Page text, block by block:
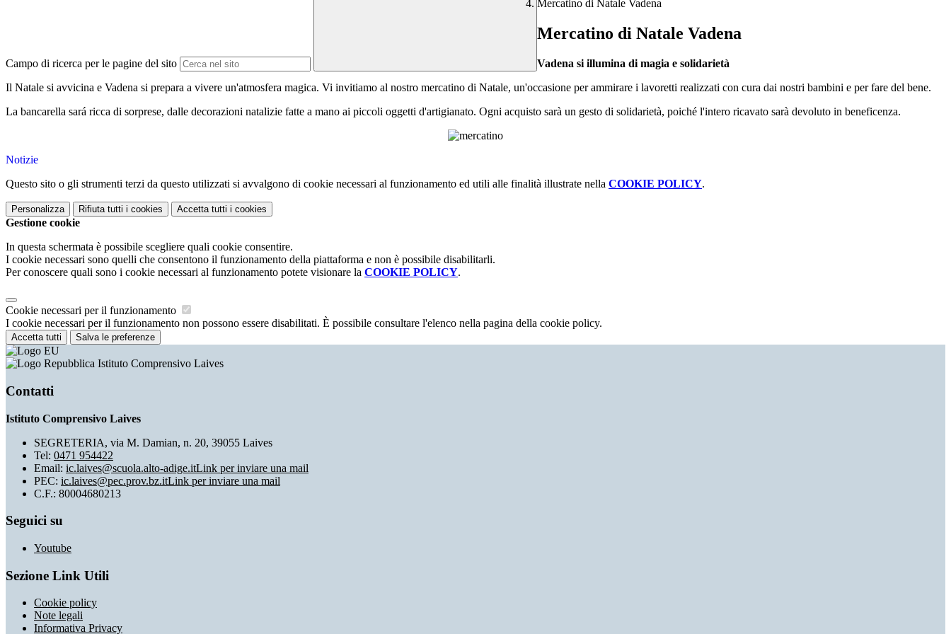
Campo di ricerca per le pagine del sito
Mercatino di Natale Vadena
Mercatino di Natale Vadena
Vadena si illumina di magia e solidarietà
Il Natale si avvicina e Vadena si prepara a vivere un'atmosfera magica. Vi invitiamo al nostro mercatino di Natale, un'occasione per ammirare i lavoretti realizzati con cura dai nostri bambini e per fare del bene.
La bancarella sará ricca di sorprese, dalle decorazioni natalizie fatte a mano ai piccoli oggetti d'artigianato. Ogni acquisto sarà un gesto di solidarietà, poiché l'intero ricavato sarà devoluto in beneficenza.
Notizie
Questo sito o gli strumenti terzi da questo utilizzati si avvalgono di cookie necessari al funzionamento ed utili alle finalità illustrate nella COOKIE POLICY.
Personalizza Rifiuta tutti i cookies Accetta tutti i cookies
Gestione cookie
In questa schermata è possibile scegliere quali cookie consentire.
I cookie necessari sono quelli che consentono il funzionamento della piattaforma e non è possibile disabilitarli.
Per conoscere quali sono i cookie necessari al funzionamento potete visionare la COOKIE POLICY.
Cookie necessari per il funzionamento
I cookie necessari per il funzionamento non possono essere disabilitati. È possibile consultare l'elenco nella pagina della cookie policy.
Accetta tutti Salva le preferenze
Istituto Comprensivo Laives
Contatti
Istituto Comprensivo Laives
SEGRETERIA, via M. Damian, n. 20, 39055 Laives
Tel: 0471 954422
Email: ic.laives@scuola.alto-adige.itLink per inviare una mail
PEC: ic.laives@pec.prov.bz.itLink per inviare una mail
C.F.: 80004680213
Seguici su
Youtube
Sezione Link Utili
Cookie policy
Note legali
Informativa Privacy